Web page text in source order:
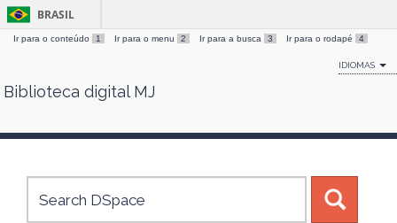
Skip
BRASIL
Ir para o conteúdo 1 Ir para o menu 2 Ir para a busca 3 Ir para o rodapé 4
IDIOMAS
Biblioteca digital MJ